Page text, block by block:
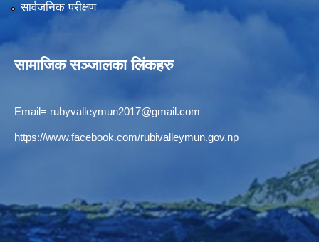
सार्वजनिक परीक्षण
सामाजिक सञ्जालका लिंकहरु
Email= rubyvalleymun2017@gmail.com
https://www.facebook.com/rubivalleymun.gov.np